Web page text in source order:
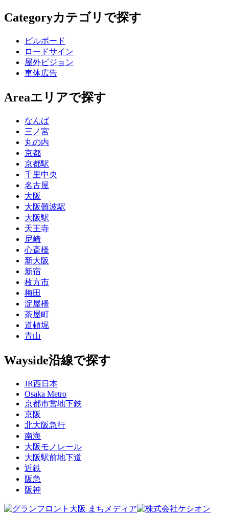
Categoryカテゴリで探す
ビルボード
ロードサイン
屋外ビジョン
車体広告
Areaエリアで探す
なんば
三ノ宮
丸の内
京都
京都駅
千里中央
名古屋
大阪
大阪難波駅
大阪駅
天王寺
尼崎
心斎橋
新大阪
新宿
枚方市
梅田
淀屋橋
茶屋町
道頓堀
青山
Wayside沿線で探す
JR西日本
Osaka Metro
京都市営地下鉄
京阪
北大阪急行
南海
大阪モノレール
大阪駅前地下道
近鉄
阪急
阪神